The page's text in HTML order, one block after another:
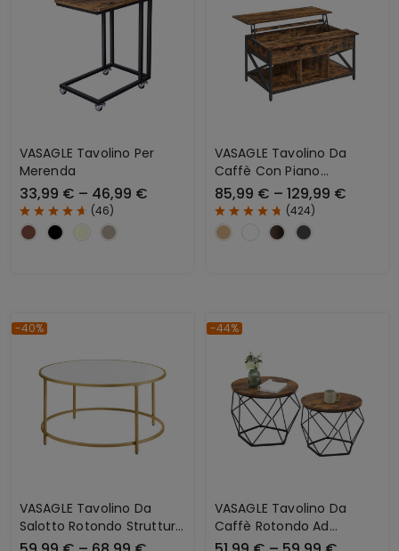
VASAGLE Tavolino Per
Merenda
33,99 € – 46,99 €
(46)
VASAGLE Tavolino Da
Caffè Con Piano
Sollevabile Con Spazio
Aperto E Nascosto
85,99 € – 129,99 €
(424)
-40%
VASAGLE Tavolino Da
Salotto Rotondo Struttura
In Acciaio Moderno
-44%
VASAGLE Tavolino Da
Caffè Rotondo Ad
Incastro Stile Vintage